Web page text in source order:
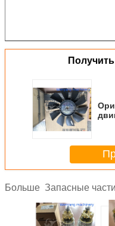
Больше Запасные